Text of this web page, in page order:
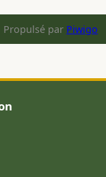
Propulsé par Piwigo